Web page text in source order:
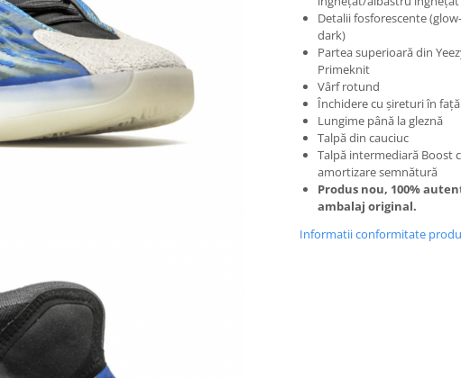
Detalii fosforescente
dark)
Partea superioară din
Primeknit
Vârf rotund
Închidere cu șireturi în față
Lungime până la gleznă
Talpă din cauciuc
Talpă intermediară Boost
amortizare semnătură
Produs nou, 100%
ambalaj original.
Informatii conformitate